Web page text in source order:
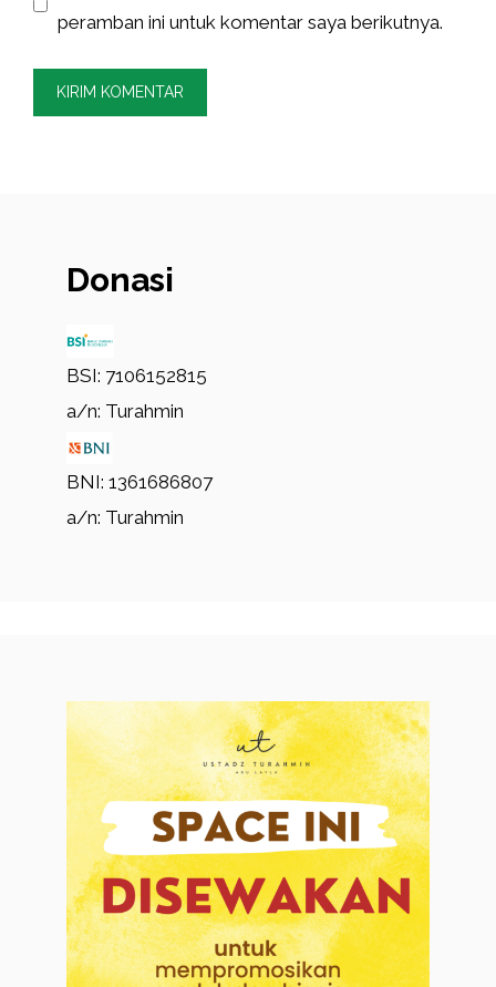
peramban ini untuk komentar saya berikutnya.
Donasi
BSI: 7106152815
a/n: Turahmin
BNI: 1361686807
a/n: Turahmin